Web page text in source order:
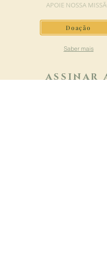
APOIE NOSSA
Doação
Saber mais
ASSINAR